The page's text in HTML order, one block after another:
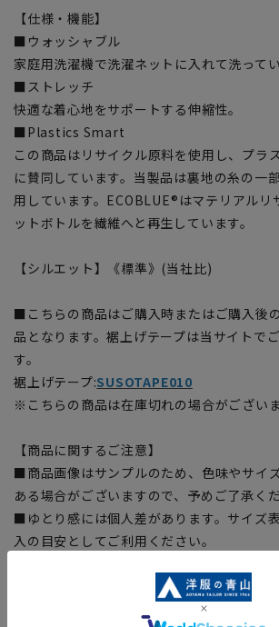
【仕様・機能】
■ウォッシャブル
家庭用洗濯機で洗濯ネットに入れて洗ってい
■ストレッチ
快適な着心地をサポートする伸縮性。
■Plastics Smart
この商品はリサイクル原料を使用し、プラ
に賛同しています。当製品は裏地の糸の一
用しています。ECOBLUE®はマテリアルリ
ットボトルを繊維へと再生しています。
【シルエット】《標準》(当社比)
■こちらの商品はご購入時またはご購入後
品となります。裾上げテープは当サイトで
す。
裾上げテープ:SUSOTAPE010
※こちらの商品は在庫切れの場合がございま
【商品に関するご注意】
■商品画像はサンプルのため、色味やサイ
ある場合がございますので、予めご了承くだ
■ゆとり感には個人差があります。サイズ
入の目安としてご利用ください。
干の誤差が生じる場合がございます。予め
■サイズスペックは仕上がりサイズを記載